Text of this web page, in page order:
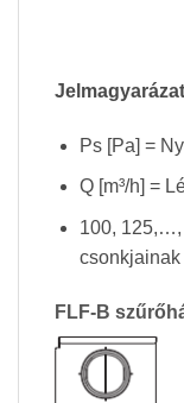
Jelmagyarázat
Ps [Pa] =
Q [m³/h] =
100, 125,…,
FLF-B